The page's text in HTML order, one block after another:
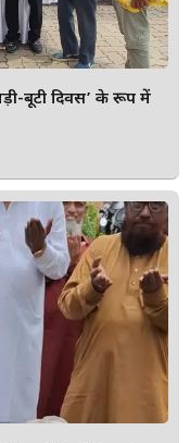
बूटी दिवस’ के रूप में